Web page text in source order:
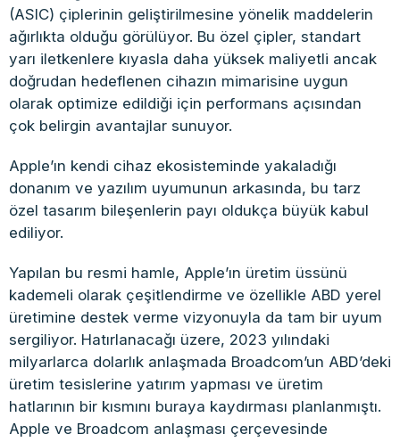
(ASIC) çiplerinin geliştirilmesine yönelik maddelerin
ağırlıkta olduğu görülüyor. Bu özel çipler, standart
yarı iletkenlere kıyasla daha yüksek maliyetli ancak
doğrudan hedeflenen cihazın mimarisine uygun
olarak optimize edildiği için performans açısından
çok belirgin avantajlar sunuyor.
Apple’ın kendi cihaz ekosisteminde yakaladığı
donanım ve yazılım uyumunun arkasında, bu tarz
özel tasarım bileşenlerin payı oldukça büyük kabul
ediliyor.
Yapılan bu resmi hamle, Apple’ın üretim üssünü
kademeli olarak çeşitlendirme ve özellikle ABD yerel
üretimine destek verme vizyonuyla da tam bir uyum
sergiliyor. Hatırlanacağı üzere, 2023 yılındaki
milyarlarca dolarlık anlaşmada Broadcom’un ABD’deki
üretim tesislerine yatırım yapması ve üretim
hatlarının bir kısmını buraya kaydırması planlanmıştı.
Apple ve Broadcom anlaşması çerçevesinde